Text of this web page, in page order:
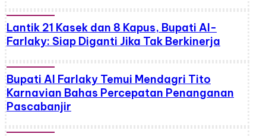
Lantik 21 Kasek dan 8 Kapus, Bupati Al-
Farlaky: Siap Diganti Jika Tak Berkinerja
Bupati Al Farlaky Temui Mendagri Tito
Karnavian Bahas Percepatan Penanganan
Pascabanjir